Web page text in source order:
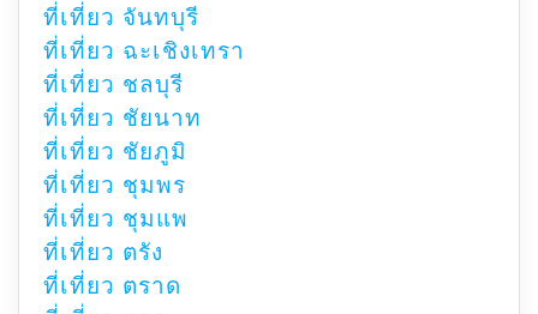
ที่เที่ยว จันทบุรี
ที่เที่ยว ฉะเชิงเทรา
ที่เที่ยว ชลบุรี
ที่เที่ยว ชัยนาท
ที่เที่ยว ชัยภูมิ
ที่เที่ยว ชุมพร
ที่เที่ยว ชุมแพ
ที่เที่ยว ตรัง
ที่เที่ยว ตราด